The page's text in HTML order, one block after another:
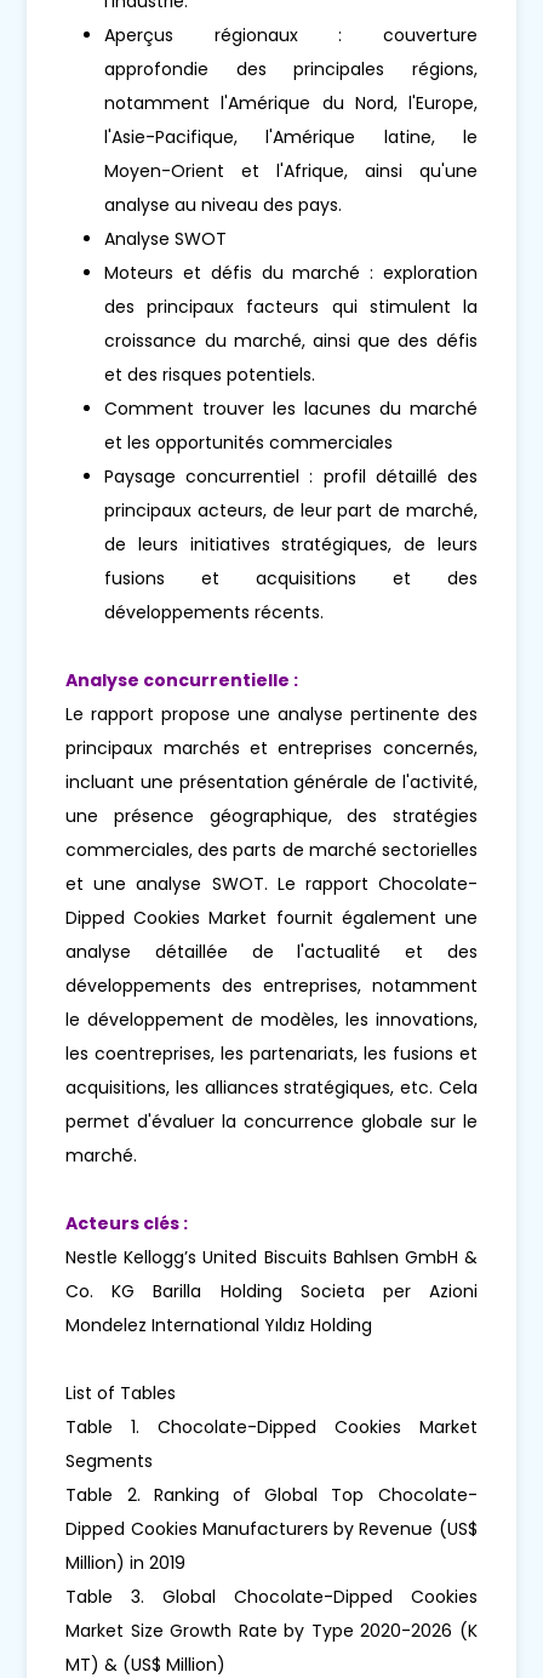
Aperçus régionaux : couverture
approfondie des principales régions,
notamment l'Amérique du Nord, l'Europe,
l'Asie-Pacifique, l'Amérique latine, le
Moyen-Orient et l'Afrique, ainsi qu'une
analyse au niveau des pays.
Analyse SWOT
Moteurs et défis du marché : exploration
des principaux facteurs qui stimulent la
croissance du marché, ainsi que des défis
et des risques potentiels.
Comment trouver les lacunes du marché
et les opportunités commerciales
Paysage concurrentiel : profil détaillé des
principaux acteurs, de leur part de marché,
de leurs initiatives stratégiques, de leurs
fusions et acquisitions et des
développements récents.
Analyse concurrentielle :
Le rapport propose une analyse pertinente des
principaux marchés et entreprises concernés,
incluant une présentation générale de l'activité,
une présence géographique, des stratégies
commerciales, des parts de marché sectorielles
et une analyse SWOT. Le rapport Chocolate-
Dipped Cookies Market fournit également une
analyse détaillée de l'actualité et des
développements des entreprises, notamment
le développement de modèles, les innovations,
les coentreprises, les partenariats, les fusions et
acquisitions, les alliances stratégiques, etc. Cela
permet d'évaluer la concurrence globale sur le
marché.
Acteurs clés :
Nestle Kellogg’s United Biscuits Bahlsen GmbH &
Co. KG Barilla Holding Societa per Azioni
Mondelez International Yıldız Holding
List of Tables
Table 1. Chocolate-Dipped Cookies Market
Segments
Table 2. Ranking of Global Top Chocolate-
Dipped Cookies Manufacturers by Revenue (US$
Million) in 2019
Table 3. Global Chocolate-Dipped Cookies
Market Size Growth Rate by Type 2020-2026 (K
MT) & (US$ Million)